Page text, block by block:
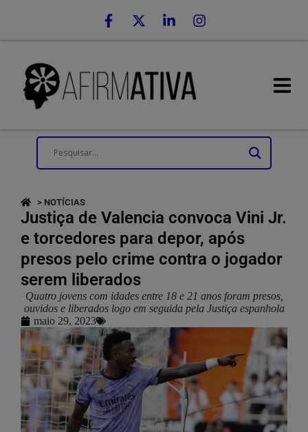
> NOTÍCIAS
Justiça de Valencia convoca Vini Jr.
e torcedores para depor, após
presos pelo crime contra o jogador
serem liberados
Quatro jovens com idades entre 18 e 21 anos foram presos,
ouvidos e liberados logo em seguida pela Justiça espanhola
maio 29, 2023